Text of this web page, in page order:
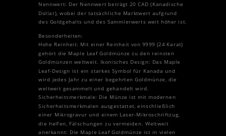
Nennwert: Der Nennwert beträgt 20 CAD (Kanadische
Dollar), wobei der tatsächliche Marktwert aufgrund
des Goldgehalts und des Sammlerwerts weit höher ist.
Besonderheiten:
Hohe Reinheit: Mit einer Reinheit von 9999 (24 Karat)
gehört die Maple Leaf Goldmünze zu den reinsten
Goldmünzen weltweit. Ikonisches Design: Das Maple
Leaf-Design ist ein starkes Symbol für Kanada und
wird jedes Jahr zu einer begehrten Goldmünze, die
weltweit gesammelt und gehandelt wird.
Sicherheitsmerkmale: Die Münze ist mit modernen
Sicherheitsmerkmalen ausgestattet, einschließlich
einer Mikrogravur und einem Laser-Mikroschriftzug,
die helfen, Fälschungen zu vermeiden. Weltweit
anerkannt: Die Maple Leaf Goldmünze ist in vielen